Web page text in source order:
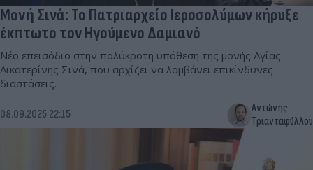
Μονή Σινά: Το Πατριαρχείο Ιεροσολύμων κήρυξε
έκπτωτο τον Ηγούμενο Δαμιανό
Νέο επεισόδιο στην πολύκροτη υπόθεση της μονής Αγίας
Αικατερίνης Σινά, που αρχίζει να λαμβάνει επικίνδυνες
διαστάσεις.
08.09.2025 22:15
Αντώνης
Τριανταφύλλου